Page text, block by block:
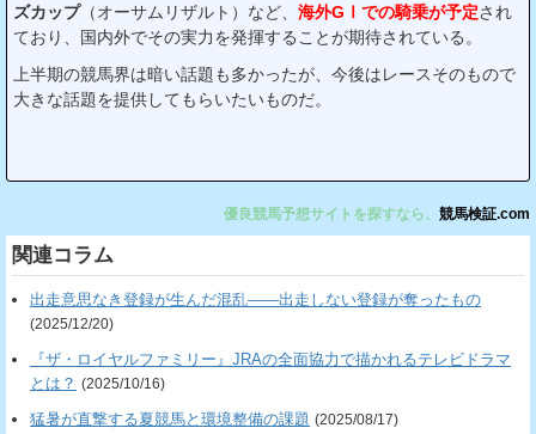
ズカップ（オーサムリザルト）など、 海外GⅠでの騎乗が予定され
ており、国内外でその実力を発揮することが期待されている。
上半期の競馬界は暗い話題も多かったが、今後はレースそのもので
大きな話題を提供してもらいたいものだ。
優良競馬予想サイトを探すなら、 競馬検証.com
関連コラム
出走意思なき登録が生んだ混乱――出走しない登録が奪ったもの
(2025/12/20)
『ザ・ロイヤルファミリー』JRAの全面協力で描かれるテレビドラマ
とは？ (2025/10/16)
猛暑が直撃する夏競馬と環境整備の課題 (2025/08/17)